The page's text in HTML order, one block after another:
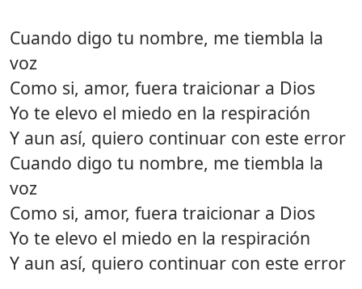
Cuando digo tu nombre, me tiembla la
voz
Como si, amor, fuera traicionar a Dios
Yo te elevo el miedo en la respiración
Y aun así, quiero continuar con este error
Cuando digo tu nombre, me tiembla la
voz
Como si, amor, fuera traicionar a Dios
Yo te elevo el miedo en la respiración
Y aun así, quiero continuar con este error